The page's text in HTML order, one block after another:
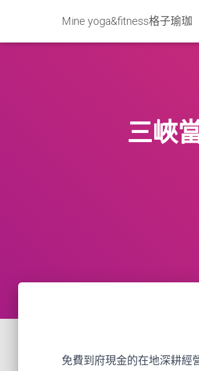
Mine yoga&fitness格子瑜珈
三峽
免費到府現金的在地深耕經